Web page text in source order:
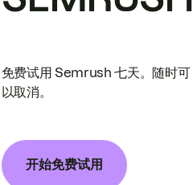
免费试用 Semrush 七天。随时可
以取消。
开始免费试用